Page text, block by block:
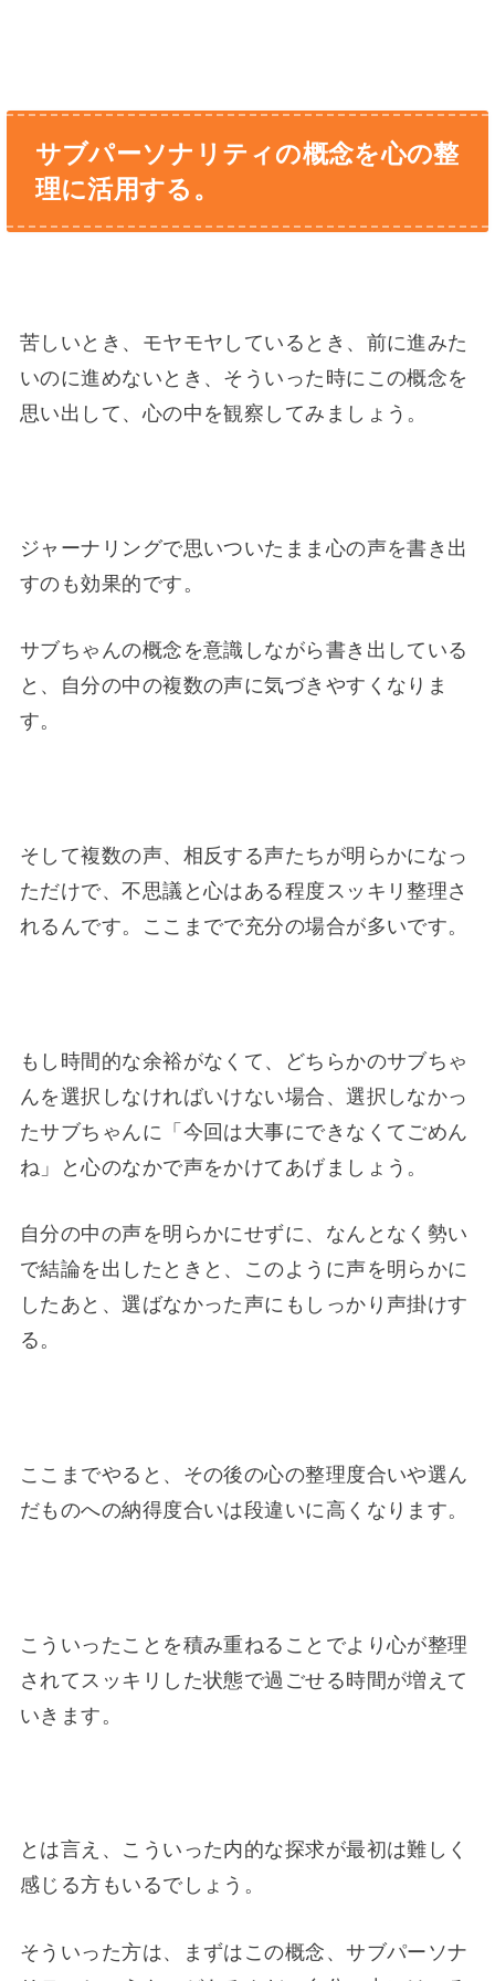
サブパーソナリティの概念を心の整
理に活用する。
苦しいとき、モヤモヤしているとき、前に進みた
いのに進めないとき、そういった時にこの概念を
思い出して、心の中を観察してみましょう。
ジャーナリングで思いついたまま心の声を書き出
すのも効果的です。
サブちゃんの概念を意識しながら書き出している
と、自分の中の複数の声に気づきやすくなりま
す。
そして複数の声、相反する声たちが明らかになっ
ただけで、不思議と心はある程度スッキリ整理さ
れるんです。ここまでで充分の場合が多いです。
もし時間的な余裕がなくて、どちらかのサブちゃ
んを選択しなければいけない場合、選択しなかっ
たサブちゃんに「今回は大事にできなくてごめん
ね」と心のなかで声をかけてあげましょう。
自分の中の声を明らかにせずに、なんとなく勢い
で結論を出したときと、このように声を明らかに
したあと、選ばなかった声にもしっかり声掛けす
る。
ここまでやると、その後の心の整理度合いや選ん
だものへの納得度合いは段違いに高くなります。
こういったことを積み重ねることでより心が整理
されてスッキリした状態で過ごせる時間が増えて
いきます。
とは言え、こういった内的な探求が最初は難しく
感じる方もいるでしょう。
そういった方は、まずはこの概念、サブパーソナ